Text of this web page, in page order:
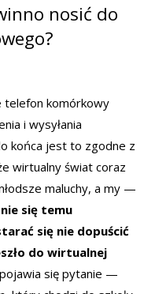
nosić do
telefon komórkowy
i wysyłania
końca jest to zgodne z
wirtualny świat coraz
maluchy, a my —
się temu
się nie dopuścić
do wirtualnej
się pytanie —